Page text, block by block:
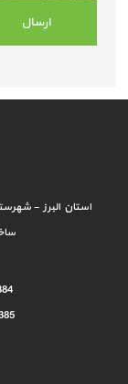
استان البرز -
2400 3 9826+
29 40 32 9826+